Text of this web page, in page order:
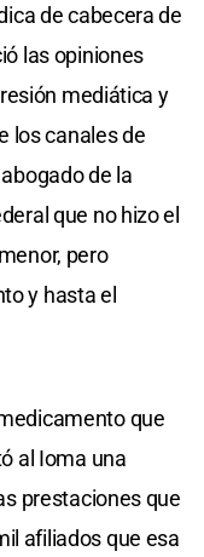
de cabecera de
las opiniones
mediática y
los canales de
de la
que no hizo el
pero
y hasta el
que
al Ioma una
prestaciones que
afiliados que esa